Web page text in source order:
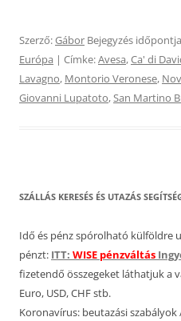
Szerző:Gábor Bejegyzés
Európa | Címke:Avesa,Ca' di
Lavagno, Montorio Veronese,
Giovanni Lupatoto,San Martino
SZÁLLÁS KERESÉS ÉS UTAZÁS
Idő és pénz spórolható külföldre
pénzt: ITT: WISE pénzváltás
fizetendő összegeket láthatjuk a
Euro, USD, CHF stb.
Koronavírus: beutazási